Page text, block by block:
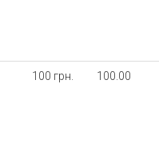
100 грн. 100.00